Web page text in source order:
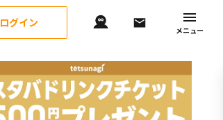
ログイン
メニュー